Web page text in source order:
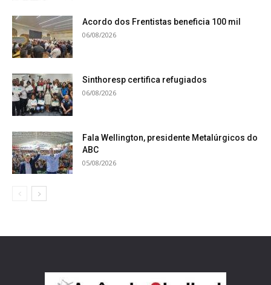
Acordo dos Frentistas beneficia 100 mil
06/08/2026
Sinthoresp certifica refugiados
06/08/2026
Fala Wellington, presidente Metalúrgicos do
ABC
05/08/2026